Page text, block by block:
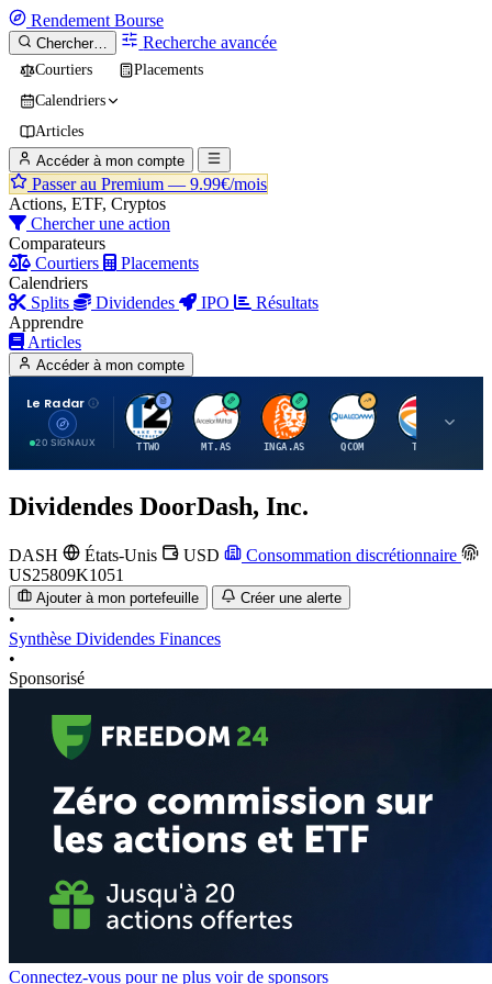
Rendement Bourse
Chercher… Recherche avancée
Courtiers
Placements
Calendriers
Articles
Accéder à mon compte
Passer au Premium — 9.99€/mois
Actions, ETF, Cryptos
Chercher une action
Comparateurs
Courtiers
Placements
Calendriers
Splits
Dividendes IPO
Résultats
Apprendre
Articles
Accéder à mon compte
Le Radar
20 SIGNAUX
T
TTWO
A
MT.AS
I
INGA.AS
Q
QCOM
T
TTE
Dividendes DoorDash, Inc.
DASH États-Unis USD
Consommation discrétionnaire
US25809K1051
Ajouter à mon portefeuille Créer une alerte
•
Synthèse Dividendes Finances
•
Sponsorisé
Connectez-vous pour ne plus voir de sponsors